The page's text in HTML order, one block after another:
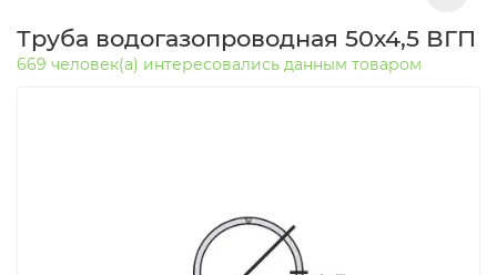
Труба водогазопроводная 50х4,5 ВГП
669 человек(а) интересовались данным товаром